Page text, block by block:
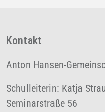
Kontakt
Anton Hansen-
Schulleiterin: Katja
Seminarstraße 56